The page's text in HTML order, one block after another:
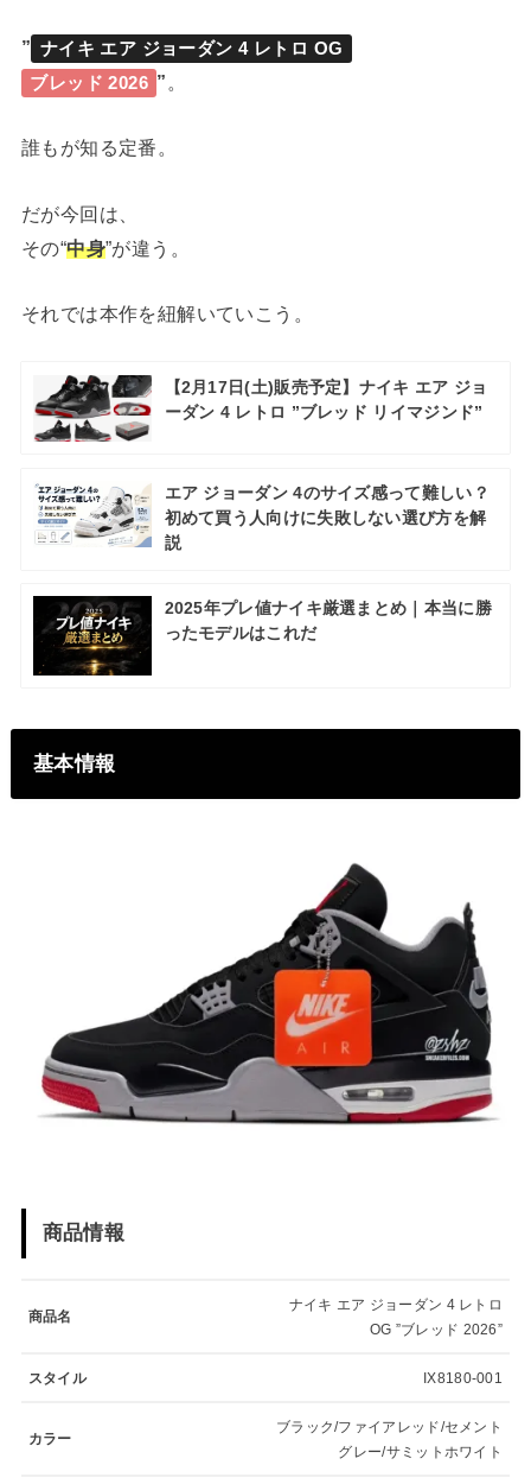
” ナイキ エア ジョーダン 4 レトロ OG
ブレッド 2026 ” 。
誰もが知る定番。
だが今回は、
その“中身”が違う。
それでは本作を紐解いていこう。
【2月17日(土)販売予定】ナイキ エア ジョ
ーダン 4 レトロ ”ブレッド リイマジンド”
エア ジョーダン 4のサイズ感って難しい？
初めて買う人向けに失敗しない選び方を解
説
2025年プレ値ナイキ厳選まとめ｜本当に勝
ったモデルはこれだ
基本情報
商品情報
商品名
ナイキ エア ジョーダン 4 レトロ
OG ”ブレッド 2026”
スタイル IX8180-001
カラー
ブラック/ファイアレッド/セメント
グレー/サミットホワイト